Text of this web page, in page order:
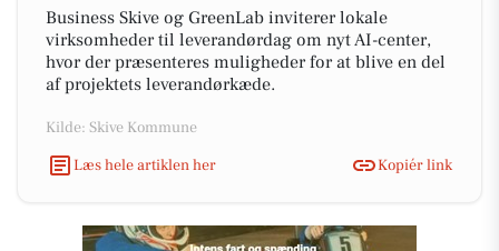
Business Skive og GreenLab inviterer lokale
virksomheder til leverandørdag om nyt AI-center,
hvor der præsenteres muligheder for at blive en del
af projektets leverandørkæde.
Kilde: Skive Kommune
Læs hele artiklen her
Kopiér link